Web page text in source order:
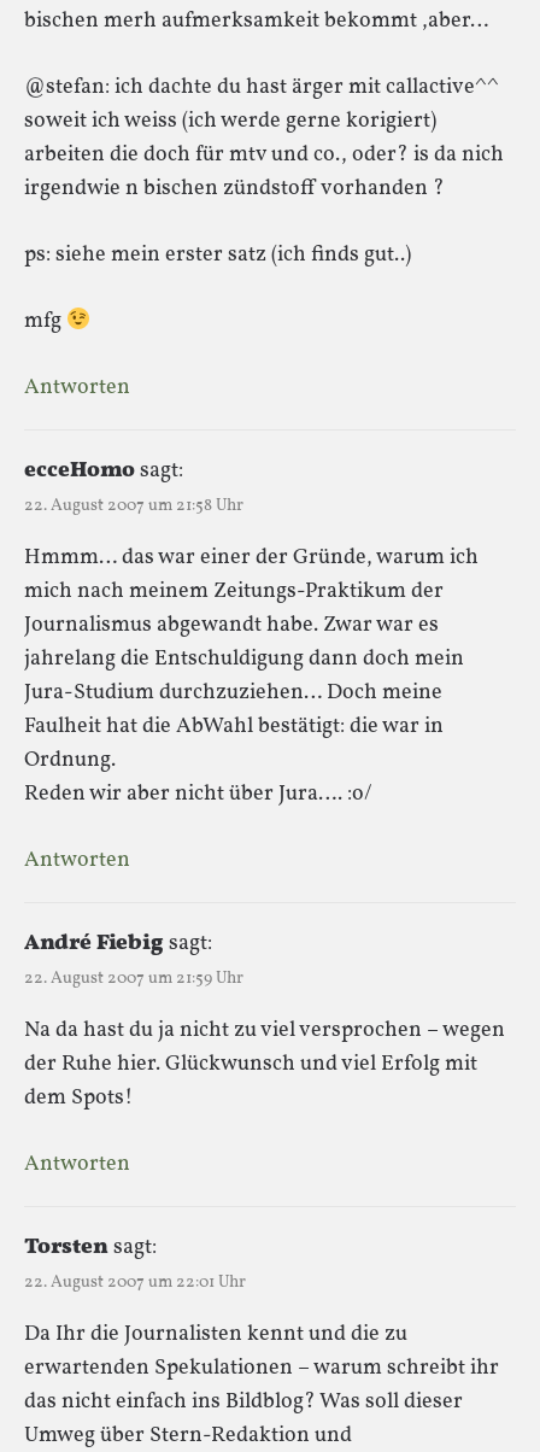
bischen merh aufmerksamkeit bekommt ,aber…
@stefan: ich dachte du hast ärger mit callactive^^
soweit ich weiss (ich werde gerne korigiert)
arbeiten die doch für mtv und co., oder? is da nich
irgendwie n bischen zündstoff vorhanden ?
ps: siehe mein erster satz (ich finds gut..)
mfg
Antworten
ecceHomosagt:
22. August 2007 um 21:58 Uhr
Hmmm… das war einer der Gründe, warum ich
mich nach meinem Zeitungs-Praktikum der
Journalismus abgewandt habe. Zwar war es
jahrelang die Entschuldigung dann doch mein
Jura-Studium durchzuziehen… Doch meine
Faulheit hat die AbWahl bestätigt: die war in
Ordnung.
Reden wir aber nicht über Jura…. :o/
Antworten
André Fiebigsagt:
22. August 2007 um 21:59 Uhr
Na da hast du ja nicht zu viel versprochen – wegen
der Ruhe hier. Glückwunsch und viel Erfolg mit
dem Spots!
Antworten
Torstensagt:
22. August 2007 um 22:01 Uhr
Da Ihr die Journalisten kennt und die zu
erwartenden Spekulationen – warum schreibt ihr
das nicht einfach ins Bildblog? Was soll dieser
Umweg über Stern-Redaktion und